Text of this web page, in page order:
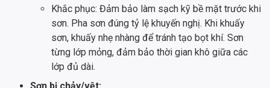
Khắc phục: Đảm bảo làm sạch kỹ bề mặt trước khi
sơn. Pha sơn đúng tỷ lệ khuyến nghị. Khi khuấy
sơn, khuấy nhẹ nhàng để tránh tạo bọt khí. Sơn
từng lớp mỏng, đảm bảo thời gian khô giữa các
lớp đủ dài.